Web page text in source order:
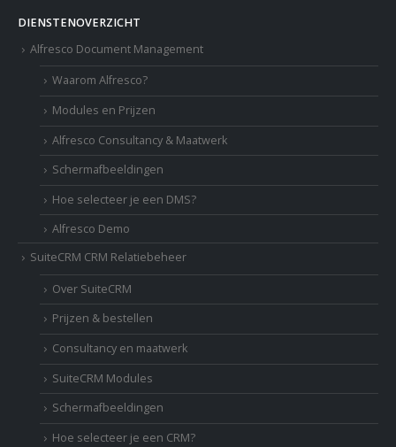
DIENSTENOVERZICHT
Alfresco Document Management
Waarom Alfresco?
Modules en Prijzen
Alfresco Consultancy & Maatwerk
Schermafbeeldingen
Hoe selecteer je een DMS?
Alfresco Demo
SuiteCRM CRM Relatiebeheer
Over SuiteCRM
Prijzen & bestellen
Consultancy en maatwerk
SuiteCRM Modules
Schermafbeeldingen
Hoe selecteer je een CRM?